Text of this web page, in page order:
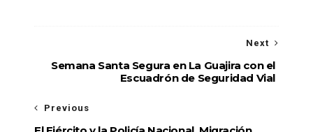
Next
Semana Santa Segura en La Guajira con el
Escuadrón de Seguridad Vial
Previous